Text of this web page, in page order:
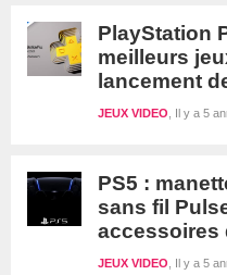
PlayStation
meilleurs
lancement
Il y a 5
JEUX VIDEO
PS5 :
sans fil
accessoires
Il y a 5
JEUX VIDEO